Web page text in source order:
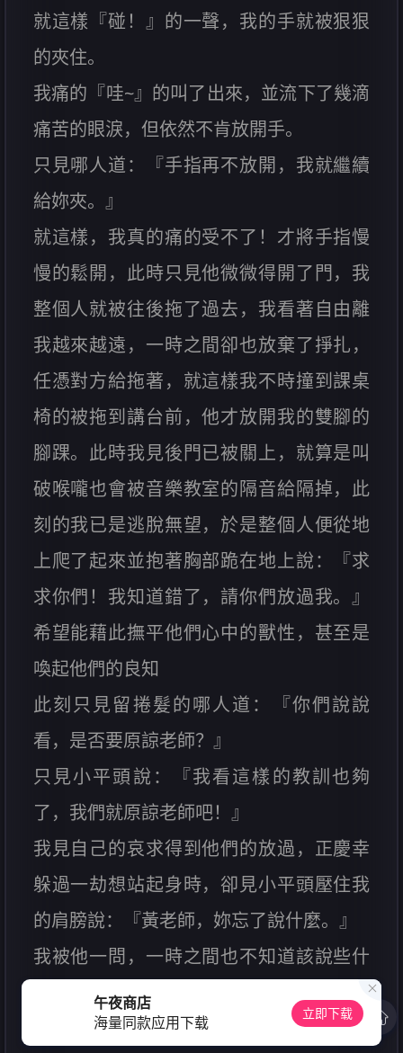
就這樣『碰！』的一聲，我的手就被狠狠
的夾住。
我痛的『哇~』的叫了出來，並流下了幾滴
痛苦的眼淚，但依然不肯放開手。
只見哪人道：『手指再不放開，我就繼續
給妳夾。』
就這樣，我真的痛的受不了！才將手指慢
慢的鬆開，此時只見他微微得開了門，我
整個人就被往後拖了過去，我看著自由離
我越來越遠，一時之間卻也放棄了掙扎，
任憑對方給拖著，就這樣我不時撞到課桌
椅的被拖到講台前，他才放開我的雙腳的
腳踝。此時我見後門已被關上，就算是叫
破喉嚨也會被音樂教室的隔音給隔掉，此
刻的我已是逃脫無望，於是整個人便從地
上爬了起來並抱著胸部跪在地上說：『求
求你們！我知道錯了，請你們放過我。』
希望能藉此撫平他們心中的獸性，甚至是
喚起他們的良知
此刻只見留捲髮的哪人道：『你們說說
看，是否要原諒老師？』
只見小平頭說：『我看這樣的教訓也夠
了，我們就原諒老師吧！』
我見自己的哀求得到他們的放過，正慶幸
躲過一劫想站起身時，卻見小平頭壓住我
的肩膀說：『黃老師，妳忘了說什麼。』
我被他一問，一時之間也不知道該說些什
麼，心想他們該不是反悔了吧？只見他
說：『我們是幹幹3人組，簡稱F3，所以黃
午夜商店
海量同款应用下载
立即下载